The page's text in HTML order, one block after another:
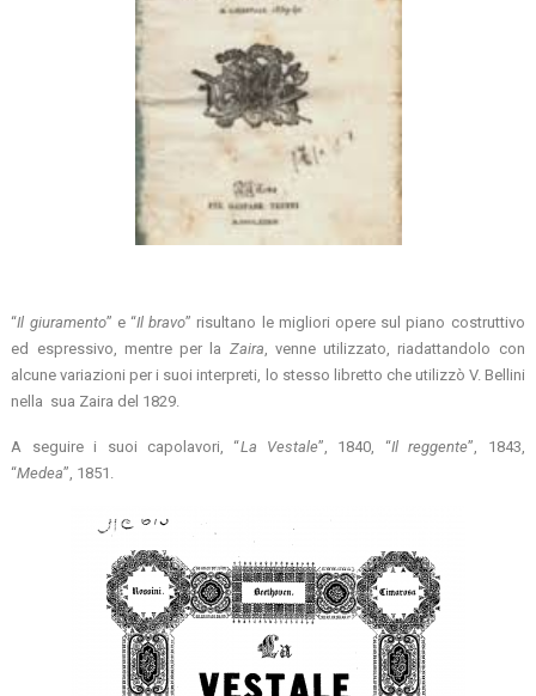
“Il giuramento” e “Il bravo” risultano le migliori opere sul piano costruttivo
ed espressivo, mentre per la Zaira , venne utilizzato, riadattandolo con
alcune variazioni per i suoi interpreti, lo stesso libretto che utilizzò V. Bellini
nella sua Zaira del 1829.
A seguire i suoi capolavori, “La Vestale”, 1840, “Il reggente”, 1843,
“Medea”, 1851.